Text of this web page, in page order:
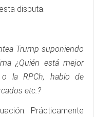
disputa.
Trump suponiendo
¿Quién está mejor
o la RPCh, hablo de
etc.?
Prácticamente